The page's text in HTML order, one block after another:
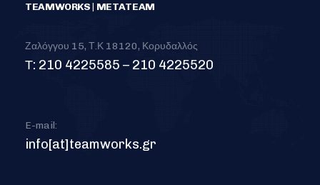
TEAMWORKS | METATEAM
Ζαλόγγου 15, Τ.Κ 18120, Κορυδαλλός
Τ: 210 4225585 – 210 4225520
E-mail:
info[at]teamworks.gr